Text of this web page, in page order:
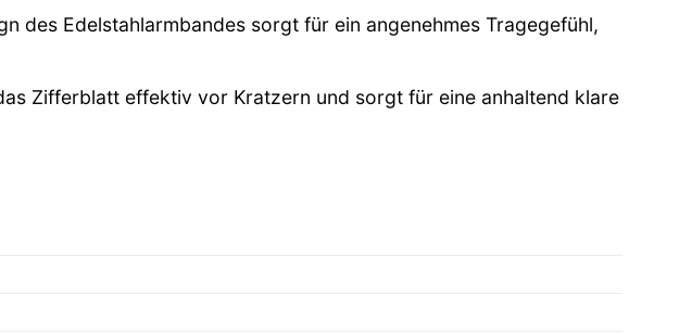
des Edelstahlarmbandes sorgt für ein angenehmes Tragegefühl,
Zifferblatt effektiv vor Kratzern und sorgt für eine anhaltend klare